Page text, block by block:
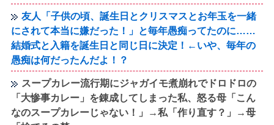
友人「子供の頃、誕生日とクリスマスとお年玉を一緒
にされて本当に嫌だった！」と毎年愚痴ってたのに……
結婚式と入籍を誕生日と同じ日に決定！←いや、毎年の
愚痴は何だったんだよ！？
スープカレー流行期にジャガイモ煮崩れでドロドロの
「大惨事カレー」を錬成してしまった私、怒る母「こん
なのスープカレーじゃない！」→私「作り直す？」→母